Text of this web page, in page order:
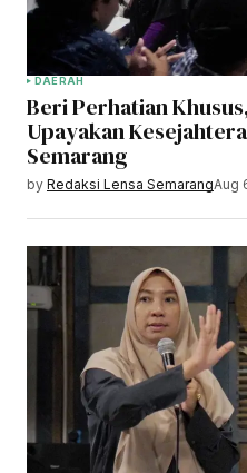
DAERAH
Beri Perhatian
Upayakan
Semarang
by Redaksi Lensa SemarangAug